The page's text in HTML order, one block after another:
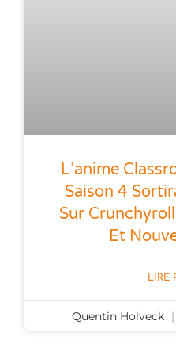
L’anime
Saison 4
Sur
Et
LIRE
Quentin Holveck